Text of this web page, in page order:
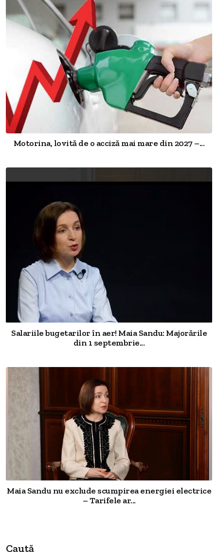
Motorina, lovită de o acciză mai mare din 2027 –...
Salariile bugetarilor în aer! Maia Sandu: Majorările
din 1 septembrie...
Maia Sandu nu exclude scumpirea energiei electrice
– Tarifele ar...
Caută